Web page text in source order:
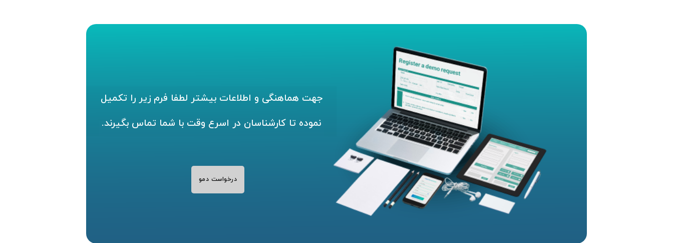
جهت هماهنگی و اطلاعات بیشتر لطفا فرم زیر را تکمیل
نموده تا کارشناسان در اسرع وقت با شما تماس بگیرند.
درخواست دمو